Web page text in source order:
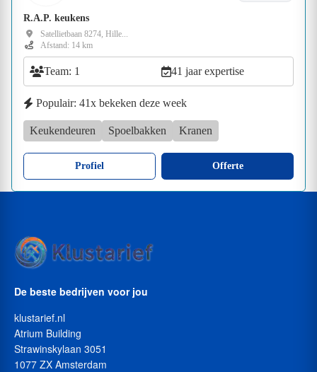
R.A.P. keukens
Satellietbaan 8274, Hille...
Afstand: 14 km
Team: 1 41 jaar expertise
Populair: 41x bekeken deze week
Keukendeuren Spoelbakken Kranen
Profiel Offerte
De beste bedrijven voor jou
klustarief.nl
Atrium Building
Strawinskylaan 3051
1077 ZX Amsterdam